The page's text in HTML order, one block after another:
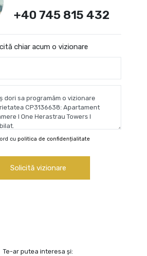
+40 745 815 432
chiar acum o vizionare
cu politica de confidențialitate
Solicită vizionare
Te-ar putea interesa și: